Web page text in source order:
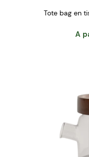
Tote bag en
A